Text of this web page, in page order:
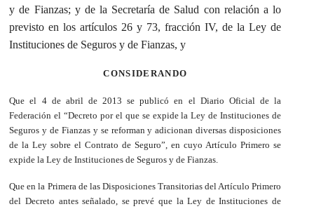
y de Fianzas; y de la Secretaría de Salud con relación a lo
previsto en los artículos 26 y 73, fracción IV, de la Ley de
Instituciones de Seguros y de Fianzas, y
CONSIDERANDO
Que el 4 de abril de 2013 se publicó en el Diario Oficial de la
Federación el “Decreto por el que se expide la Ley de Instituciones de
Seguros y de Fianzas y se reforman y adicionan diversas disposiciones
de la Ley sobre el Contrato de Seguro”, en cuyo Artículo Primero se
expide la Ley de Instituciones de Seguros y de Fianzas.
Que en la Primera de las Disposiciones Transitorias del Artículo Primero
del Decreto antes señalado, se prevé que la Ley de Instituciones de